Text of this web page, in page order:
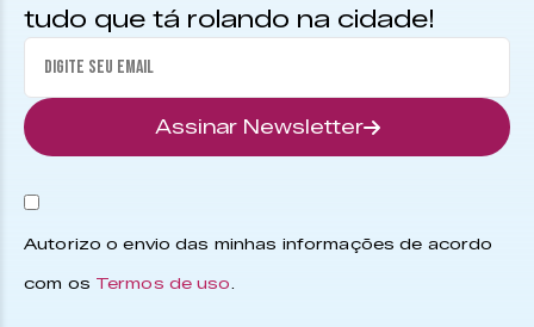
tudo que tá rolando na cidade!
Assinar Newsletter
Autorizo o envio das minhas informações de acordo
com os Termos de uso.